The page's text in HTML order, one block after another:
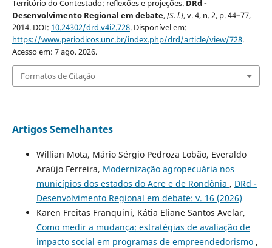
Território do Contestado: reflexões e projeções. DRd -
Desenvolvimento Regional em debate,[S. l.], v. 4, n. 2, p. 44–77,
2014. DOI: 10.24302/drd.v4i2.728. Disponível em:
https://www.periodicos.unc.br/index.php/drd/article/view/728.
Acesso em: 7 ago. 2026.
Formatos de Citação
Artigos Semelhantes
Willian Mota, Mário Sérgio Pedroza Lobão, Everaldo
Araújo Ferreira, Modernização agropecuária nos
municípios dos estados do Acre e de Rondônia , DRd -
Desenvolvimento Regional em debate: v. 16 (2026)
Karen Freitas Franquini, Kátia Eliane Santos Avelar,
Como medir a mudança: estratégias de avaliação de
impacto social em programas de empreendedorismo ,